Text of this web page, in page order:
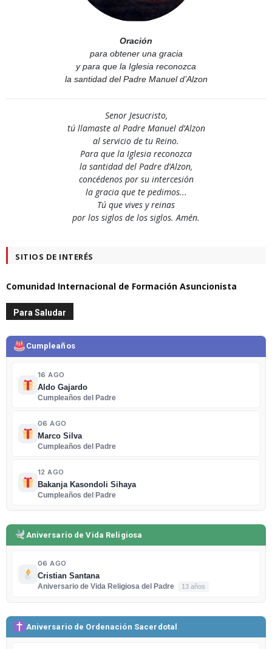
Oración
para obtener una gracia
y para que la Iglesia reconozca
la santidad del Padre Manuel d’Alzon
Senor Jesucristo,
tú llamaste al Padre Manuel d’Alzon
al servicio de tu Reino.
Para que la Iglesia reconozca
la santidad del Padre d’Alzon,
concédenos por su intercesión
la gracia que te pedimos...
Tú que vives y reinas
por los siglos de los siglos. Amén.
SITIOS DE INTERÉS
Comunidad Internacional de Formación Asuncionista
Para Saludar
Cumpleaños
16 AGO
Aldo Gajardo
Cumpleaños del Padre
06 AGO
Marco Silva
Cumpleaños del Padre
12 AGO
Bakanja Kasondoli Sihaya
Cumpleaños del Padre
Aniversario de Vida Religiosa
06 AGO
Cristian Santana
Aniversario de Vida Religiosa del Padre
13 años
Aniversario de Ordenación Sacerdotal